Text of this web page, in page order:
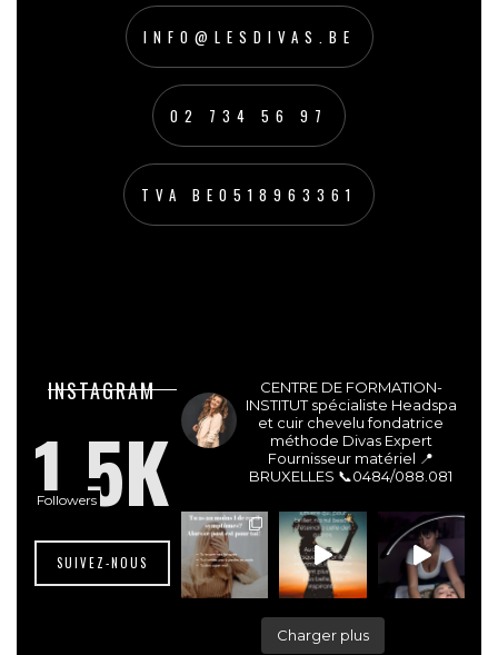
INFO@LESDIVAS.BE
02 734 56 97
TVA BE0518963361
INSTAGRAM
1.5K
Followers
SUIVEZ-NOUS
CENTRE DE FORMATION-
INSTITUT spécialiste Headspa
et cuir chevelu fondatrice
méthode Divas Expert
Fournisseur matériel 📍
BRUXELLES 📞0484/088.081
Charger plus